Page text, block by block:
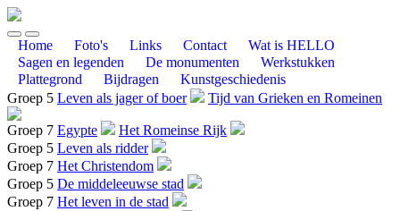
Home Foto's Links Contact
Wat is HELLO
Sagen en legenden
De monumenten
Werkstukken
Plattegrond
Bijdragen
Kunstgeschiedenis
Groep 5 Leven als jager of boer Tijd van Grieken en Romeinen
Groep 7 Egypte
Het Romeinse Rijk
Groep 5 Leven als ridder
Groep 7 Het Christendom
Groep 5 De middeleeuwse stad
Groep 7 Het leven in de stad